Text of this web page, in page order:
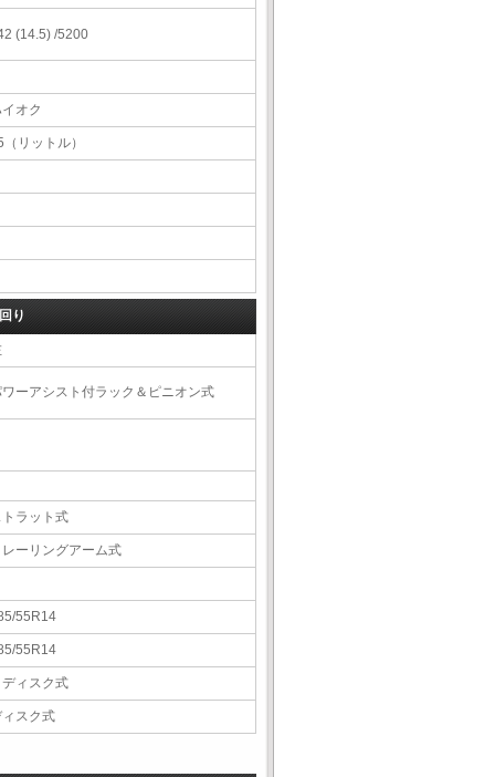
(14.5) /5200
オク
（リットル）
り
ーアシスト付ラック＆ピニオン式
ラット式
ーリングアーム式
55R14
55R14
ィスク式
スク式